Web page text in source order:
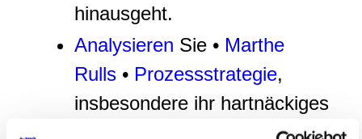
hinausgeht.
Analysieren Sie • Marthe
Rulls • Prozessstrategie,
insbesondere ihr hartnäckiges
Ruprechtals